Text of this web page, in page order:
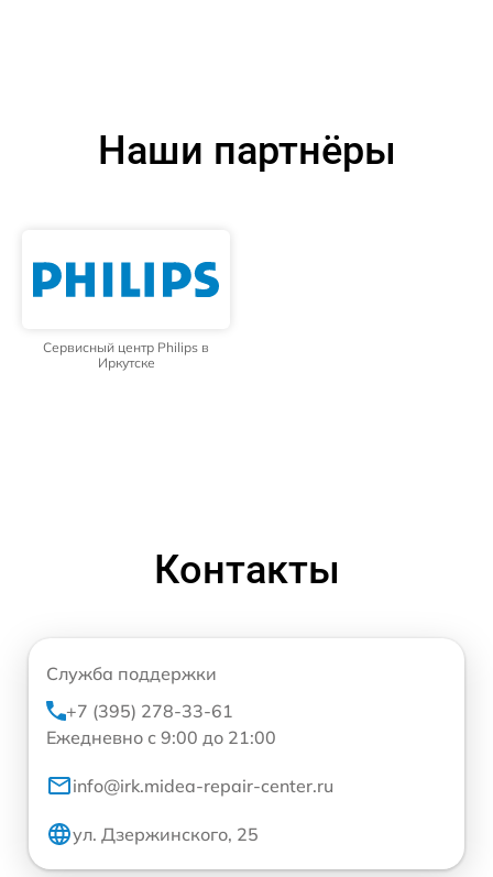
Наши партнёры
Сервисный центр Philips в
Иркутске
Контакты
Служба поддержки
+7 (395) 278-33-61
Ежедневно с 9:00 до 21:00
info@irk.midea-repair-center.ru
ул. Дзержинского, 25